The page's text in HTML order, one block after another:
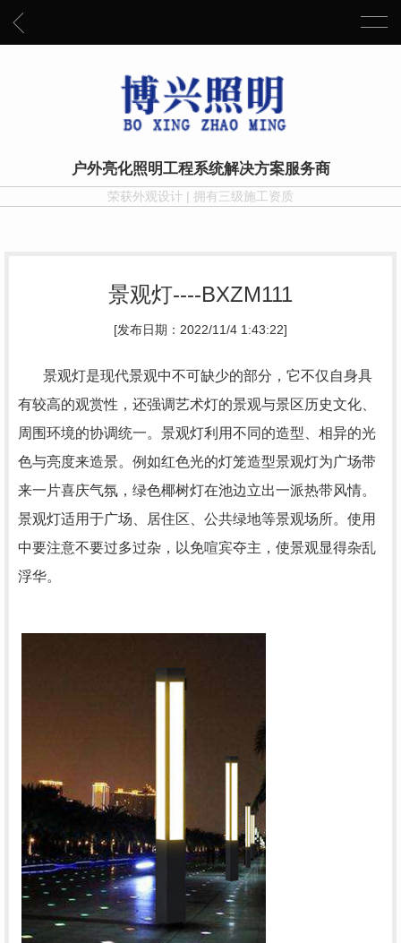
户外亮化照明工程系统解决方案服务商
荣获外观设计 | 拥有三级施工资质
景观灯----BXZM111
[发布日期：2022/11/4 1:43:22]
景观灯是现代景观中不可缺少的部分，它不仅自身具
有较高的观赏性，还强调艺术灯的景观与景区历史文化、
周围环境的协调统一。景观灯利用不同的造型、相异的光
色与亮度来造景。例如红色光的灯笼造型景观灯为广场带
来一片喜庆气氛，绿色椰树灯在池边立出一派热带风情。
景观灯适用于广场、居住区、公共绿地等景观场所。使用
中要注意不要过多过杂，以免喧宾夺主，使景观显得杂乱
浮华。